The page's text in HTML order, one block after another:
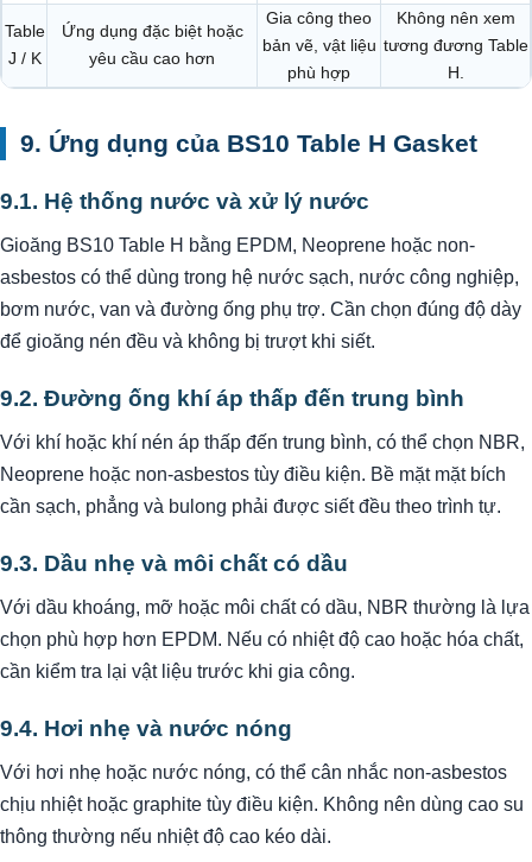
Table
J / K
Ứng dụng đặc biệt hoặc
yêu cầu cao hơn
Gia công theo
bản vẽ, vật liệu
phù hợp
Không nên xem
tương đương Table
H.
9. Ứng dụng của BS10 Table H Gasket
9.1. Hệ thống nước và xử lý nước
Gioăng BS10 Table H bằng EPDM, Neoprene hoặc non-
asbestos có thể dùng trong hệ nước sạch, nước công nghiệp,
bơm nước, van và đường ống phụ trợ. Cần chọn đúng độ dày
để gioăng nén đều và không bị trượt khi siết.
9.2. Đường ống khí áp thấp đến trung bình
Với khí hoặc khí nén áp thấp đến trung bình, có thể chọn NBR,
Neoprene hoặc non-asbestos tùy điều kiện. Bề mặt mặt bích
cần sạch, phẳng và bulong phải được siết đều theo trình tự.
9.3. Dầu nhẹ và môi chất có dầu
Với dầu khoáng, mỡ hoặc môi chất có dầu, NBR thường là lựa
chọn phù hợp hơn EPDM. Nếu có nhiệt độ cao hoặc hóa chất,
cần kiểm tra lại vật liệu trước khi gia công.
9.4. Hơi nhẹ và nước nóng
Với hơi nhẹ hoặc nước nóng, có thể cân nhắc non-asbestos
chịu nhiệt hoặc graphite tùy điều kiện. Không nên dùng cao su
thông thường nếu nhiệt độ cao kéo dài.